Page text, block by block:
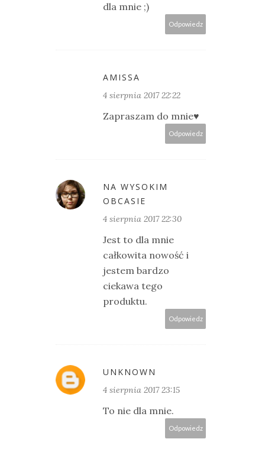
dla mnie ;)
Odpowiedz
AMISSA
4 sierpnia 2017 22:22
Zapraszam do mnie♥
Odpowiedz
NA WYSOKIM
OBCASIE
4 sierpnia 2017 22:30
Jest to dla mnie
całkowita nowość i
jestem bardzo
ciekawa tego
produktu.
Odpowiedz
UNKNOWN
4 sierpnia 2017 23:15
To nie dla mnie.
Odpowiedz